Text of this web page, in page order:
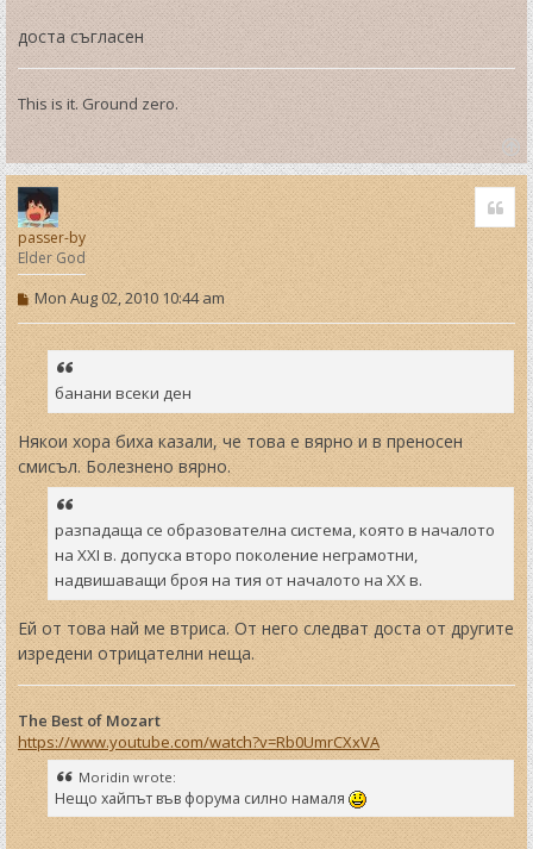
доста съгласен
This is it. Ground zero.
T
o
p
passer-by
Elder God
P
o
s
t
Mon Aug 02, 2010 10:44 am
банани всеки ден
Някои хора биха казали, че това е вярно и в преносен
смисъл. Болезнено вярно.
разпадаща се образователна система, която в началото
на ХХI в. допуска второ поколение неграмотни,
надвишаващи броя на тия от началото на ХХ в.
Ей от това най ме втриса. От него следват доста от другите
изредени отрицателни неща.
The Best of Mozart
https://www.youtube.com/watch?v=Rb0UmrCXxVA
Moridin wrote:
Нещо хайпът във форума силно намаля